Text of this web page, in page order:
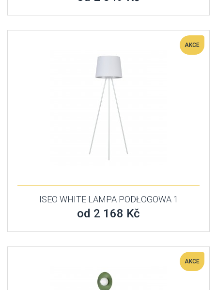
AKCE
ISEO WHITE LAMPA PODŁOGOWA 1
od 2 168 Kč
AKCE